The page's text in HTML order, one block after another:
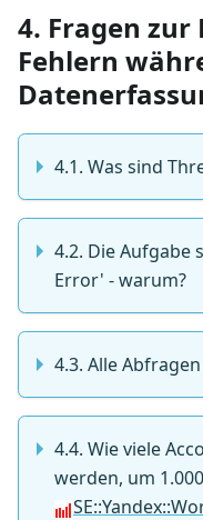
4. Fragen
Fehlern
4.1. Was sind
4.2. Die Aufgabe
Error' - warum?
4.3. Alle
4.4. Wie viele
werden, um